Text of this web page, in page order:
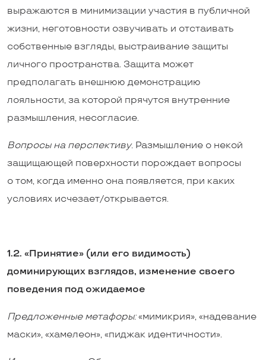
выражаются в минимизации участия в публичной
жизни, неготовности озвучивать и отстаивать
собственные взгляды, выстраивание защиты
личного пространства. Защита может
предполагать внешнюю демонстрацию
лояльности, за которой прячутся внутренние
размышления, несогласие.
Вопросы на перспективу. Размышление о некой
защищающей поверхности порождает вопросы
о том, когда именно она появляется, при каких
условиях исчезает/открывается.
1.2. «Принятие» (или его видимость)
доминирующих взглядов, изменение своего
поведения под ожидаемое
Предложенные метафоры:«мимикрия», «надевание
маски», «хамелеон», «пиджак идентичности».